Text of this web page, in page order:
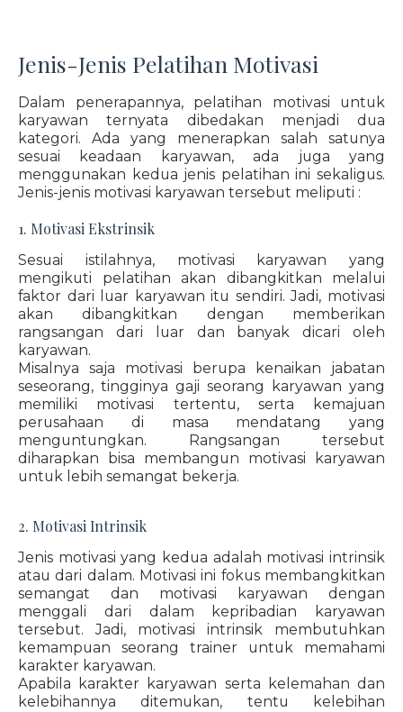
Jenis-Jenis Pelatihan Motivasi
Dalam penerapannya, pelatihan motivasi untuk
karyawan ternyata dibedakan menjadi dua
kategori. Ada yang menerapkan salah satunya
sesuai keadaan karyawan, ada juga yang
menggunakan kedua jenis pelatihan ini sekaligus.
Jenis-jenis motivasi karyawan tersebut meliputi :
1. Motivasi Ekstrinsik
Sesuai istilahnya, motivasi karyawan yang
mengikuti pelatihan akan dibangkitkan melalui
faktor dari luar karyawan itu sendiri. Jadi, motivasi
akan dibangkitkan dengan memberikan
rangsangan dari luar dan banyak dicari oleh
karyawan.
Misalnya saja motivasi berupa kenaikan jabatan
seseorang, tingginya gaji seorang karyawan yang
memiliki motivasi tertentu, serta kemajuan
perusahaan di masa mendatang yang
menguntungkan. Rangsangan tersebut
diharapkan bisa membangun motivasi karyawan
untuk lebih semangat bekerja.
2. Motivasi Intrinsik
Jenis motivasi yang kedua adalah motivasi intrinsik
atau dari dalam. Motivasi ini fokus membangkitkan
semangat dan motivasi karyawan dengan
menggali dari dalam kepribadian karyawan
tersebut. Jadi, motivasi intrinsik membutuhkan
kemampuan seorang trainer untuk memahami
karakter karyawan.
Apabila karakter karyawan serta kelemahan dan
kelebihannya ditemukan, tentu kelebihan